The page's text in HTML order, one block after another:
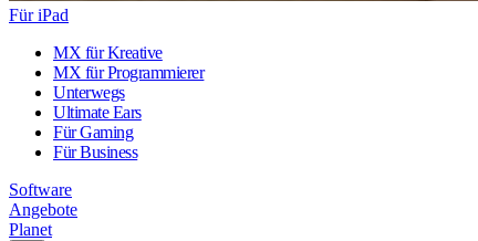
Für iPad
MX für Kreative
MX für Programmierer
Unterwegs
Ultimate Ears
Für Gaming
Für Business
Software
Angebote
Planet